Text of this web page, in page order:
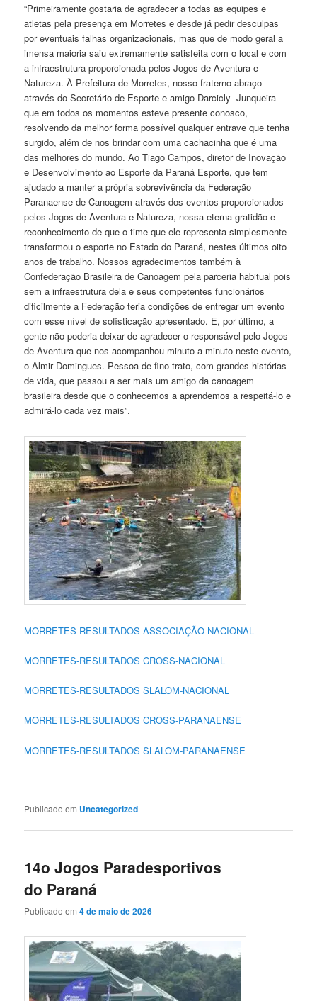
“Primeiramente gostaria de agradecer a todas as equipes e
atletas pela presença em Morretes e desde já pedir desculpas
por eventuais falhas organizacionais, mas que de modo geral a
imensa maioria saiu extremamente satisfeita com o local e com
a infraestrutura proporcionada pelos Jogos de Aventura e
Natureza. À Prefeitura de Morretes, nosso fraterno abraço
através do Secretário de Esporte e amigo Darcicly Junqueira
que em todos os momentos esteve presente conosco,
resolvendo da melhor forma possível qualquer entrave que tenha
surgido, além de nos brindar com uma cachacinha que é uma
das melhores do mundo. Ao Tiago Campos, diretor de Inovação
e Desenvolvimento ao Esporte da Paraná Esporte, que tem
ajudado a manter a própria sobrevivência da Federação
Paranaense de Canoagem através dos eventos proporcionados
pelos Jogos de Aventura e Natureza, nossa eterna gratidão e
reconhecimento de que o time que ele representa simplesmente
transformou o esporte no Estado do Paraná, nestes últimos oito
anos de trabalho. Nossos agradecimentos também à
Confederação Brasileira de Canoagem pela parceria habitual pois
sem a infraestrutura dela e seus competentes funcionários
dificilmente a Federação teria condições de entregar um evento
com esse nível de sofisticação apresentado. E, por último, a
gente não poderia deixar de agradecer o responsável pelo Jogos
de Aventura que nos acompanhou minuto a minuto neste evento,
o Almir Domingues. Pessoa de fino trato, com grandes histórias
de vida, que passou a ser mais um amigo da canoagem
brasileira desde que o conhecemos a aprendemos a respeitá-lo e
admirá-lo cada vez mais”.
MORRETES-RESULTADOS ASSOCIAÇÃO NACIONAL
MORRETES-RESULTADOS CROSS-NACIONAL
MORRETES-RESULTADOS SLALOM-NACIONAL
MORRETES-RESULTADOS CROSS-PARANAENSE
MORRETES-RESULTADOS SLALOM-PARANAENSE
Publicado em Uncategorized
14o Jogos Paradesportivos
do Paraná
Publicado em4 de maio de 2026